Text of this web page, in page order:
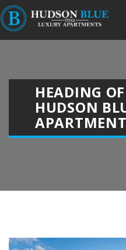
HEADING
HUDSON